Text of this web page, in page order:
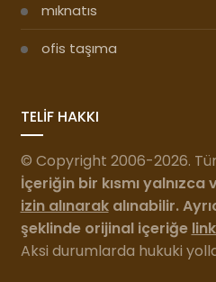
mıknatıs
ofis taşıma
TELİF HAKKI
© Copyright 2006-2026.
İçeriğin bir kısmı
izin alınarakalınabilir.
şeklinde orijinal içeriğe
Aksi durumlarda hukuki